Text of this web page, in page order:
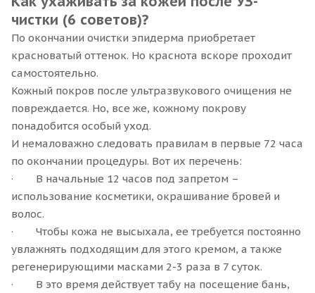
чистки (6 советов)?
По окончании очистки эпидерма приобретает
красноватый оттенок. Но краснота вскоре проходит
самостоятельно.
Кожный покров после ультразвукового очищения не
повреждается. Но, все же, кожному покрову
понадобится особый уход.
И немаловажно следовать правилам в первые 72 часа
по окончании процедуры. Вот их перечень:
· В начальные 12 часов под запретом –
использование косметики, окрашивание бровей и
волос.
· Чтобы кожа не высыхала, ее требуется постоянно
увлажнять подходящим для этого кремом, а также
регенерирующими масками 2-3 раза в 7 суток.
· В это время действует табу на посещение бань,